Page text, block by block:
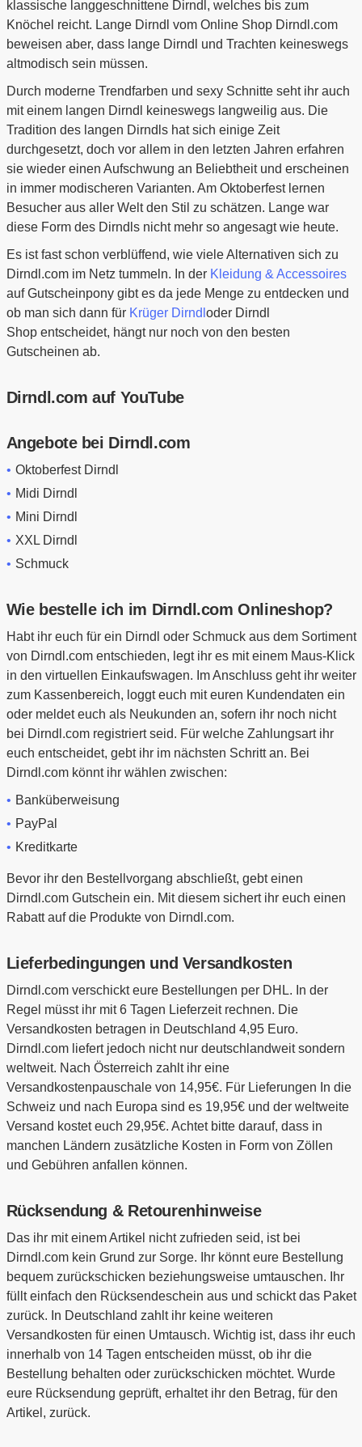
klassische langgeschnittene Dirndl, welches bis zum
Knöchel reicht. Lange Dirndl vom Online Shop Dirndl.com
beweisen aber, dass lange Dirndl und Trachten keineswegs
altmodisch sein müssen.
Durch moderne Trendfarben und sexy Schnitte seht ihr auch
mit einem langen Dirndl keineswegs langweilig aus. Die
Tradition des langen Dirndls hat sich einige Zeit
durchgesetzt, doch vor allem in den letzten Jahren erfahren
sie wieder einen Aufschwung an Beliebtheit und erscheinen
in immer modischeren Varianten. Am Oktoberfest lernen
Besucher aus aller Welt den Stil zu schätzen. Lange war
diese Form des Dirndls nicht mehr so angesagt wie heute.
Es ist fast schon verblüffend, wie viele Alternativen sich zu
Dirndl.com im Netz tummeln. In der Kleidung & Accessoires
auf Gutscheinpony gibt es da jede Menge zu entdecken und
ob man sich dann für Krüger Dirndl oder Dirndl
Shop entscheidet, hängt nur noch von den besten
Gutscheinen ab.
Dirndl.com auf YouTube
Angebote bei Dirndl.com
Oktoberfest Dirndl
Midi Dirndl
Mini Dirndl
XXL Dirndl
Schmuck
Wie bestelle ich im Dirndl.com Onlineshop?
Habt ihr euch für ein Dirndl oder Schmuck aus dem Sortiment
von Dirndl.com entschieden, legt ihr es mit einem Maus-Klick
in den virtuellen Einkaufswagen. Im Anschluss geht ihr weiter
zum Kassenbereich, loggt euch mit euren Kundendaten ein
oder meldet euch als Neukunden an, sofern ihr noch nicht
bei Dirndl.com registriert seid. Für welche Zahlungsart ihr
euch entscheidet, gebt ihr im nächsten Schritt an. Bei
Dirndl.com könnt ihr wählen zwischen:
Banküberweisung
PayPal
Kreditkarte
Bevor ihr den Bestellvorgang abschließt, gebt einen
Dirndl.com Gutschein ein. Mit diesem sichert ihr euch einen
Rabatt auf die Produkte von Dirndl.com.
Lieferbedingungen und Versandkosten
Dirndl.com verschickt eure Bestellungen per DHL. In der
Regel müsst ihr mit 6 Tagen Lieferzeit rechnen. Die
Versandkosten betragen in Deutschland 4,95 Euro.
Dirndl.com liefert jedoch nicht nur deutschlandweit sondern
weltweit. Nach Österreich zahlt ihr eine
Versandkostenpauschale von 14,95€. Für Lieferungen In die
Schweiz und nach Europa sind es 19,95€ und der weltweite
Versand kostet euch 29,95€. Achtet bitte darauf, dass in
manchen Ländern zusätzliche Kosten in Form von Zöllen
und Gebühren anfallen können.
Rücksendung & Retourenhinweise
Das ihr mit einem Artikel nicht zufrieden seid, ist bei
Dirndl.com kein Grund zur Sorge. Ihr könnt eure Bestellung
bequem zurückschicken beziehungsweise umtauschen. Ihr
füllt einfach den Rücksendeschein aus und schickt das Paket
zurück. In Deutschland zahlt ihr keine weiteren
Versandkosten für einen Umtausch. Wichtig ist, dass ihr euch
innerhalb von 14 Tagen entscheiden müsst, ob ihr die
Bestellung behalten oder zurückschicken möchtet. Wurde
eure Rücksendung geprüft, erhaltet ihr den Betrag, für den
Artikel, zurück.